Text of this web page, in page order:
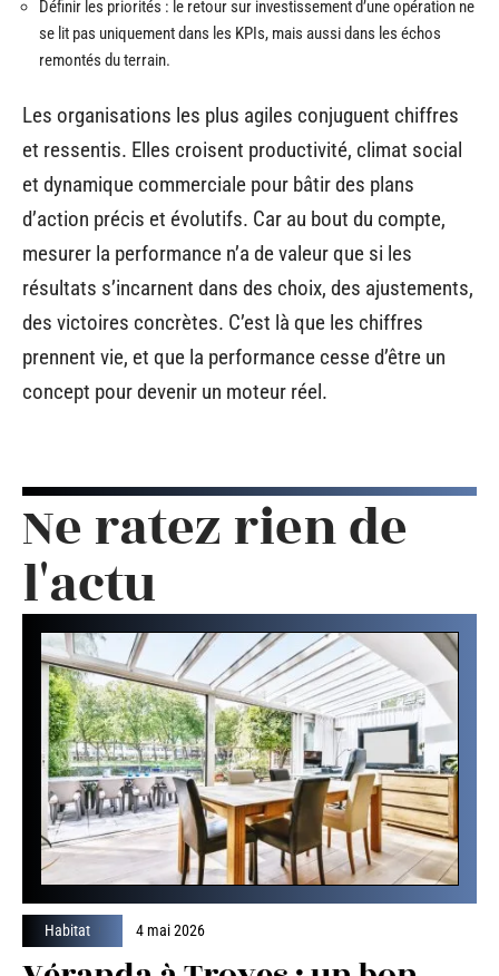
Définir les priorités : le retour sur investissement d’une opération ne
se lit pas uniquement dans les KPIs, mais aussi dans les échos
remontés du terrain.
Les organisations les plus agiles conjuguent chiffres
et ressentis. Elles croisent productivité, climat social
et dynamique commerciale pour bâtir des plans
d’action précis et évolutifs. Car au bout du compte,
mesurer la performance n’a de valeur que si les
résultats s’incarnent dans des choix, des ajustements,
des victoires concrètes. C’est là que les chiffres
prennent vie, et que la performance cesse d’être un
concept pour devenir un moteur réel.
Ne ratez rien de
l'actu
Habitat 4 mai 2026